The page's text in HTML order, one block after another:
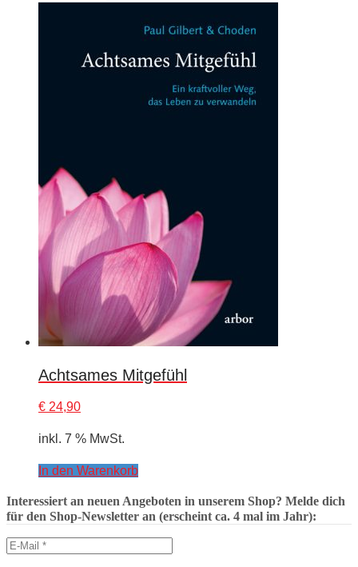
Achtsames Mitgefühl
€ 24,90
inkl. 7 % MwSt.
In den Warenkorb
Interessiert an neuen Angeboten in unserem Shop? Melde dich
für den Shop-Newsletter an (erscheint ca. 4 mal im Jahr):